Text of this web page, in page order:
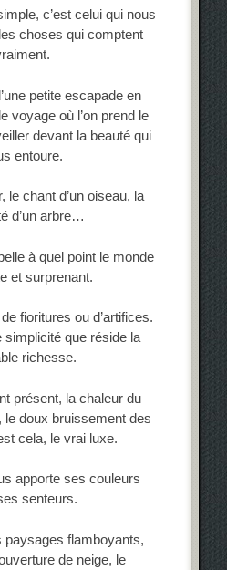
c’est celui qui nous
choses qui comptent
petite escapade en
voyage où l’on prend le
devant la beauté qui
entoure.
le chant d’un oiseau, la
d’un arbre…
à quel point le monde
et surprenant.
fioritures ou d’artifices.
simplicité que réside la
richesse.
présent, la chaleur du
le doux bruissement des
cela, le vrai luxe.
apporte ses couleurs
senteurs.
paysages flamboyants,
de neige, le